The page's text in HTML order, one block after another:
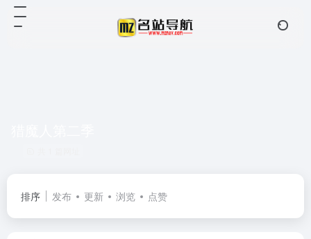
排序 发布 更新 浏览 点赞